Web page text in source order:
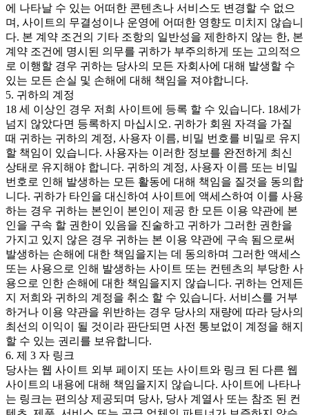
에 나타날 수 있는 어떠한 콘텐츠나 서비스도 변경할 수 없으
며, 사이트의 무결성이나 운영에 어떠한 영향도 미치지 않습니
다. 본 계약 조건의 기타 조항의 일반성을 제한하지 않는 한, 본
계약 조건에 명시된 의무를 귀하가 부주의하게 또는 고의적으
로 이행할 경우 귀하는 당사의 모든 자회사에 대해 발생할 수
있는 모든 손실 및 손해에 대해 책임을 져야합니다.
5. 귀하의 계정
18 세 이상인 경우 저희 사이트에 등록 할 수 있습니다. 18세가
넘지 않았다면 등록하지 마십시오. 귀하가 회원 자격을 가질
때 귀하는 귀하의 계정, 사용자 이름, 비밀 번호를 비밀로 유지
할 책임이 있습니다. 사용자는 이러한 정보를 완전하게 최신
상태로 유지해야 합니다. 귀하의 계정, 사용자 이름 또는 비밀
번호로 인해 발생하는 모든 활동에 대해 책임을 질것을 동의합
니다. 귀하가 타인을 대신하여 사이트에 액세스하여 이를 사용
하는 경우 귀하는 본인이 본인이 제공 한 모든 이용 약관에 본
인을 구속 할 권한이 있음을 진술하고 귀하가 그러한 권한을
가지고 있지 않은 경우 귀하는 본 이용 약관에 구속 됨으로써
발생하는 손해에 대한 책임을지는 데 동의하며 그러한 액세스
또는 사용으로 인해 발생하는 사이트 또는 컨텐츠의 부당한 사
용으로 인한 손해에 대한 책임을지지 않습니다. 귀하는 언제든
지 저희와 귀하의 계정을 취소 할 수 있습니다. 서비스를 거부
하거나 이용 약관을 위반하는 경우 당사의 재량에 따라 당사의
최선의 이익이 될 것이라 판단되면 사전 통보없이 계정을 해지
할 수 있는 권리를 보유합니다.
6. 제 3 자 링크
당사는 웹 사이트 외부 페이지 또는 사이트와 링크 된 다른 웹
사이트의 내용에 대해 책임을지지 않습니다. 사이트에 나타나
는 링크는 편의상 제공되며 당사, 당사 계열사 또는 참조 된 컨